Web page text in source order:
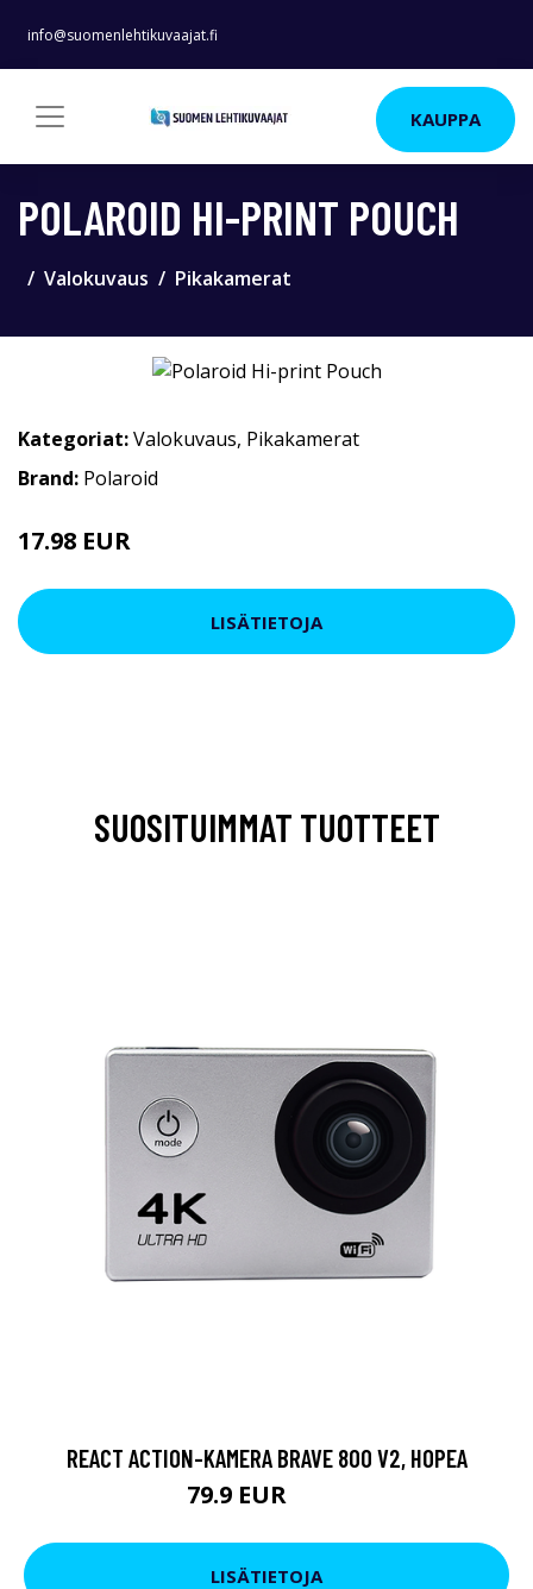
info@suomenlehtikuvaajat.fi
KAUPPA
POLAROID HI-PRINT POUCH
Valokuvaus Pikakamerat
Kategoriat:Valokuvaus, Pikakamerat
Brand: Polaroid
17.98 EUR
LISÄTIETOJA
SUOSITUIMMAT TUOTTEET
REACT ACTION-KAMERA BRAVE 800 V2, HOPEA
79.9 EUR
LISÄTIETOJA